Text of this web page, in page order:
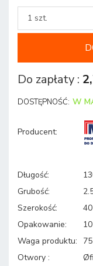
Do zapłaty :
DOSTĘPNOŚĆ: W
Producent:
Długość:
Grubość:
Szerokość:
Opakowanie:
Waga produktu:
Otwory :